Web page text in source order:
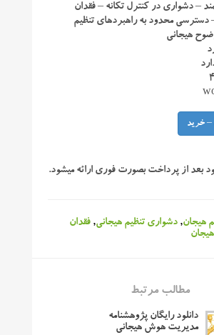
– دشواری در کنترل تکانه – فقدان
دسترسی محدود به راهبردهای تنظیم
هیجانی
بعد از پرداخت بصورت فوری ارائه میشود.
هیجان,دشواری تنظیم هیجانی,فقدان
هیجان
مطالب مرتبط
دانلود رایگان پژوهشنامه
مدیریت هوش هیجانی